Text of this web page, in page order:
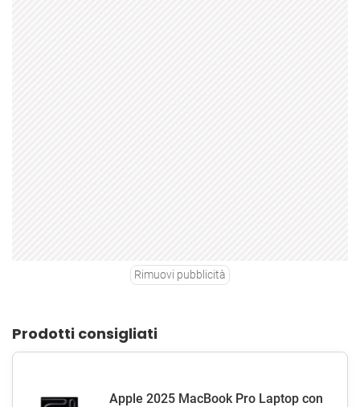
Rimuovi pubblicità
Prodotti consigliati
Apple 2025 MacBook Pro Laptop con